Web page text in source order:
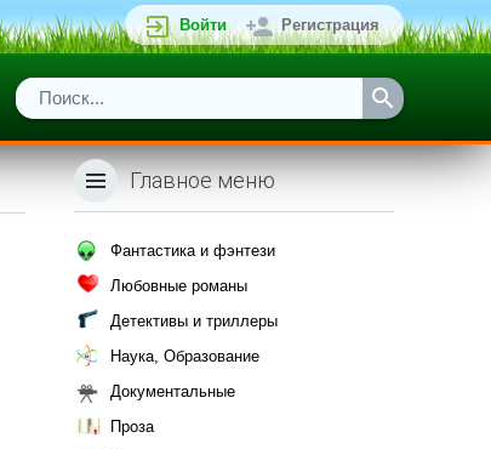
Войти Регистрация
Главное меню
Фантастика и фэнтези
Любовные романы
Детективы и триллеры
Наука, Образование
Документальные
Проза